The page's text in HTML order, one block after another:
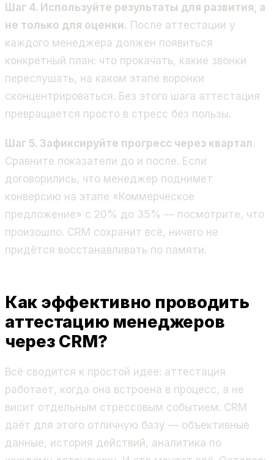
Шаг 4. Используйте результаты для развития, а
не только для оценки. После аттестации у
каждого менеджера должен появиться
конкретный план: что прокачать, какие звонки
переслушать, на каком этапе воронки
сконцентрироваться. Без этого шага аттестация
превращается просто в стресс без пользы.
Шаг 5. Зафиксируйте прогресс через квартал.
Сравните показатели до и после. Если
договорились, что менеджер поднимет
конверсию на этапе «Коммерческое
предложение» с 20% до 35% — посмотрите, что
произошло. CRM сохранит всё, ничего не
придётся восстанавливать по памяти.
Как эффективно проводить
аттестацию менеджеров
через CRM?
Всё сводится к простой идее: аттестация
работает, когда она встроена в процесс, а не
висит отдельным стрессовым событием. CRM
даёт для этого отличную базу — объективные
данные, история действий, аналитика по